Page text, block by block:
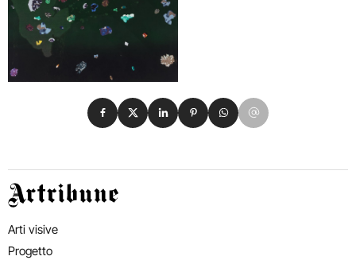
Condividi su Facebook
Condividi su X
Condividi su LinkedIn
Condividi su Pinterest
Condividi su WhatsApp
Condividi su Email
Artribune
Arti visive
Progetto